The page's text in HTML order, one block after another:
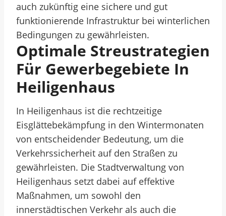
auch zukünftig eine sichere und gut
funktionierende Infrastruktur bei winterlichen
Bedingungen zu gewährleisten.
Optimale Streustrategien
Für Gewerbegebiete In
Heiligenhaus
In Heiligenhaus ist die rechtzeitige
Eisglättebekämpfung in den Wintermonaten
von entscheidender Bedeutung, um die
Verkehrssicherheit auf den Straßen zu
gewährleisten. Die Stadtverwaltung von
Heiligenhaus setzt dabei auf effektive
Maßnahmen, um sowohl den
innerstädtischen Verkehr als auch die